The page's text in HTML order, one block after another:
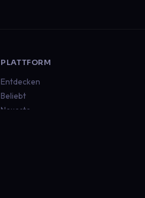
PLATTFORM
Entdecken
Beliebt
Neueste